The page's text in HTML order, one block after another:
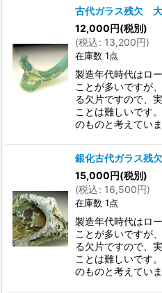
古代ガラス残欠 大
12,000円(税別)
(税込: 13,200円)
在庫数 1点
製造年代時代はロ
ことが多いですが
る欠片ですので、
ことは難しいです
のものと考えてい
銀化古代ガラス残
15,000円(税別)
(税込: 16,500円)
在庫数 1点
製造年代時代はロ
ことが多いですが
る欠片ですので、
ことは難しいです
のものと考えてい